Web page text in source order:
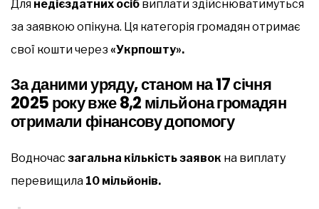
Для недієздатних осіб виплати здійснюватимуться
за заявкою опікуна. Ця категорія громадян отримає
свої кошти через «Укрпошту».
За даними уряду, станом на17 січня
2025 рокувже8,2 мільйона громадян
отримали фінансову допомогу
Водночас загальна кількість заявок на виплату
перевищила 10 мільйонів.